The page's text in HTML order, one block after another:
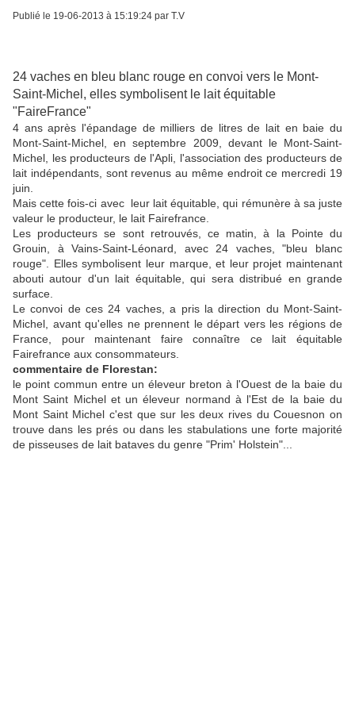
Publié le 19-06-2013 à 15:19:24 par T.V
24 vaches en bleu blanc rouge en convoi vers le Mont-
Saint-Michel, elles symbolisent le lait équitable
"FaireFrance"
4 ans après l'épandage de milliers de litres de lait en baie du
Mont-Saint-Michel, en septembre 2009, devant le Mont-Saint-
Michel, les producteurs de l'Apli, l'association des producteurs de
lait indépendants, sont revenus au même endroit ce mercredi 19
juin.
Mais cette fois-ci avec leur lait équitable, qui rémunère à sa juste
valeur le producteur, le lait Fairefrance.
Les producteurs se sont retrouvés, ce matin, à la Pointe du
Grouin, à Vains-Saint-Léonard, avec 24 vaches, "bleu blanc
rouge". Elles symbolisent leur marque, et leur projet maintenant
abouti autour d'un lait équitable, qui sera distribué en grande
surface.
Le convoi de ces 24 vaches, a pris la direction du Mont-Saint-
Michel, avant qu'elles ne prennent le départ vers les régions de
France, pour maintenant faire connaître ce lait équitable
Fairefrance aux consommateurs.
commentaire de Florestan:
le point commun entre un éleveur breton à l'Ouest de la baie du
Mont Saint Michel et un éleveur normand à l'Est de la baie du
Mont Saint Michel c'est que sur les deux rives du Couesnon on
trouve dans les prés ou dans les stabulations une forte majorité
de pisseuses de lait bataves du genre "Prim' Holstein"...